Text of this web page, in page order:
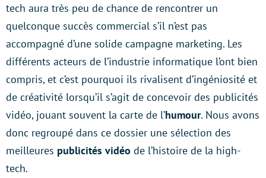
tech aura très peu de chance de rencontrer un
quelconque succès commercial s’il n’est pas
accompagné d’une solide campagne marketing. Les
différents acteurs de l’industrie informatique l’ont bien
compris, et c’est pourquoi ils rivalisent d’ingéniosité et
de créativité lorsqu’il s’agit de concevoir des publicités
vidéo, jouant souvent la carte de l’humour. Nous avons
donc regroupé dans ce dossier une sélection des
meilleures publicités vidéo de l’histoire de la high-
tech.